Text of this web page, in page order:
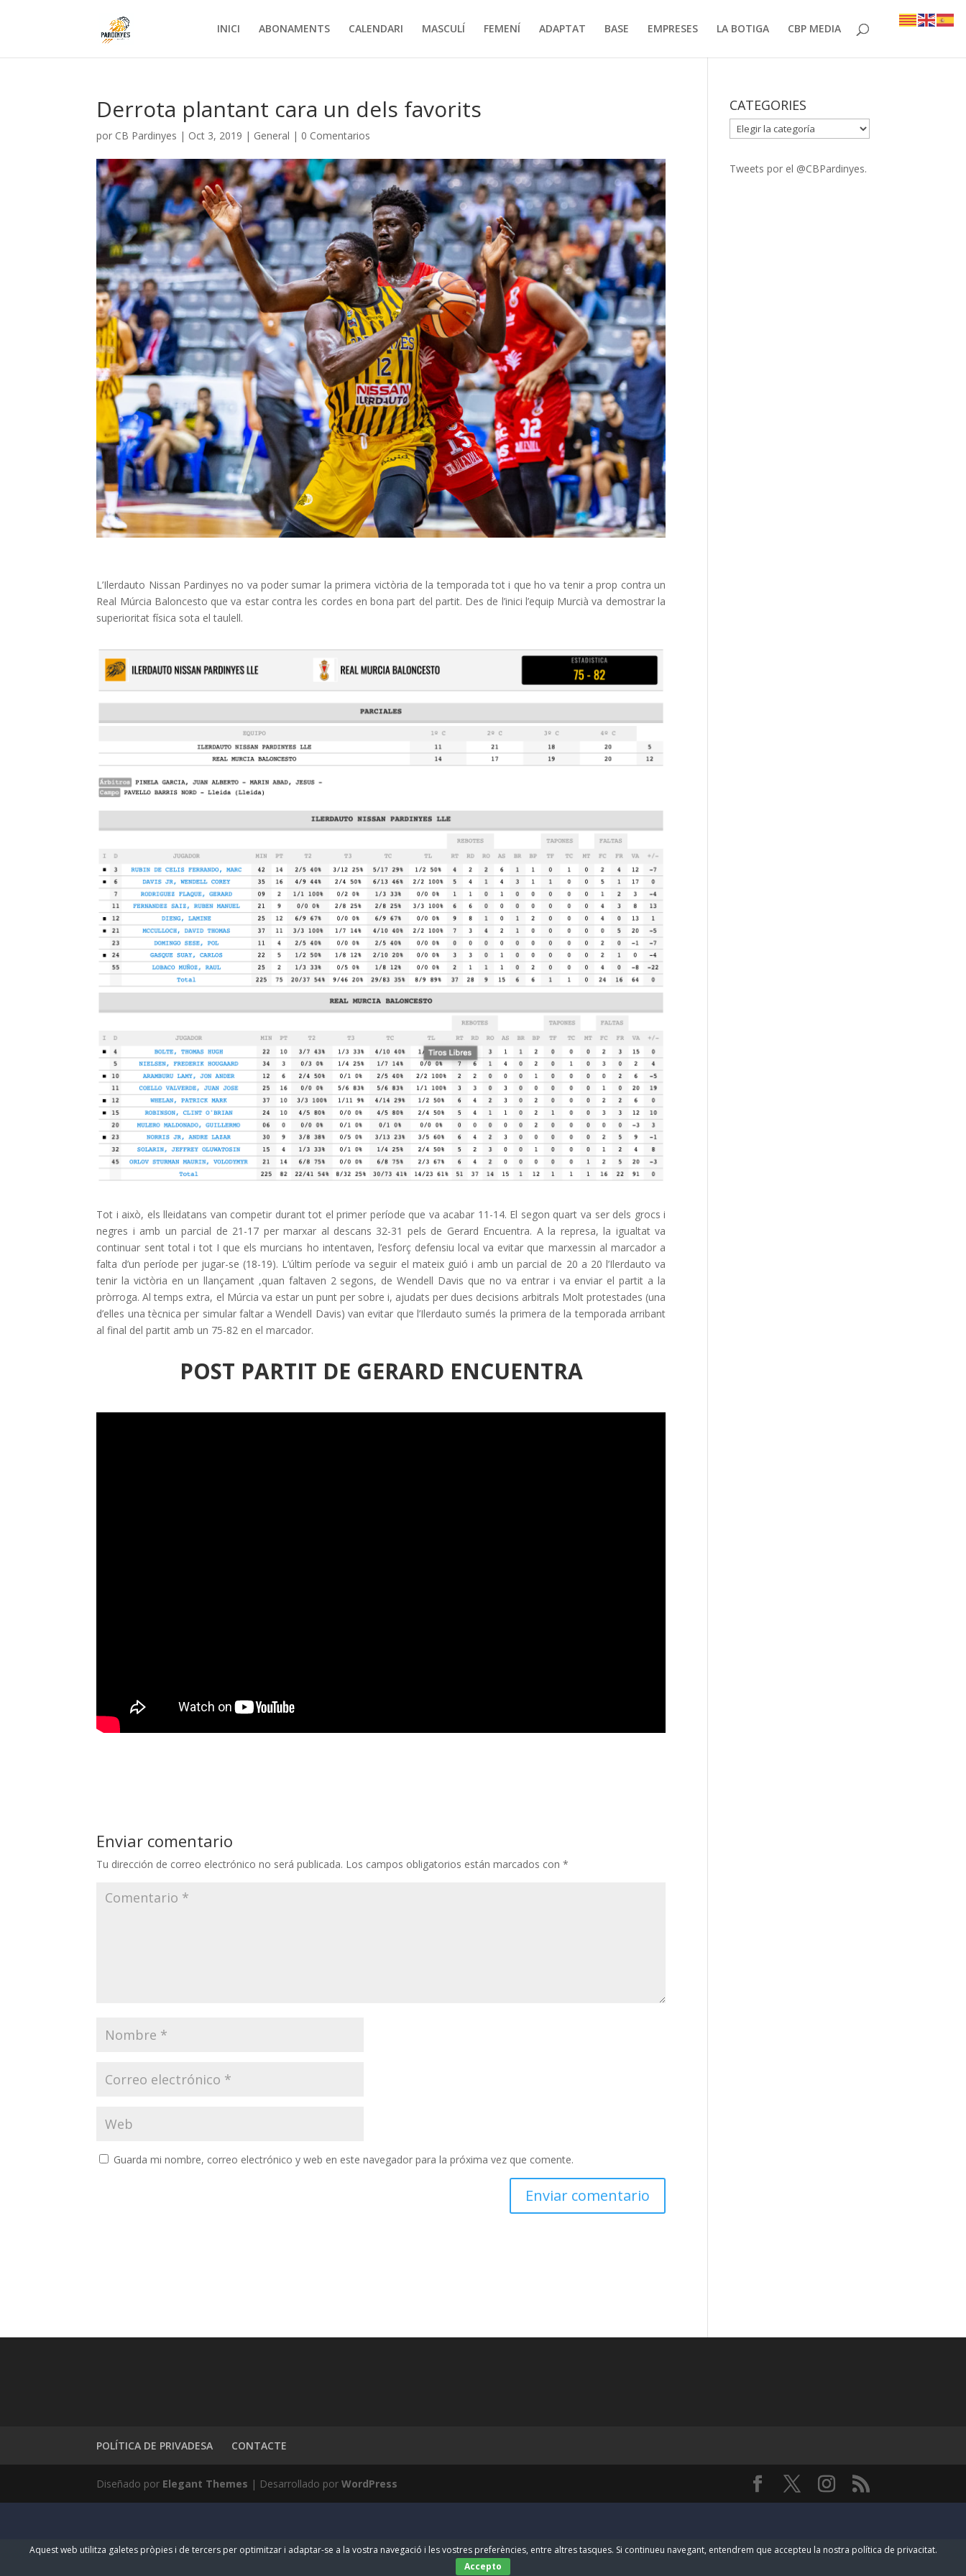
INICI ABONAMENTS CALENDARI MASCULÍ FEMENÍ ADAPTAT BASE EMPRESES LA BOTIGA CBP MEDIA
Derrota plantant cara un dels favorits
por CB Pardinyes | Oct 3, 2019 | General | 0 Comentarios
L’Ilerdauto Nissan Pardinyes no va poder sumar la primera victòria de la temporada tot i que ho va tenir a prop contra un
Real Múrcia Baloncesto que va estar contra les cordes en bona part del partit. Des de l’inici l’equip Murcià va demostrar la
superioritat física sota el taulell.
Tot i això, els lleidatans van competir durant tot el primer període que va acabar 11-14. El segon quart va ser dels grocs i
negres i amb un parcial de 21-17 per marxar al descans 32-31 pels de Gerard Encuentra. A la represa, la igualtat va
continuar sent total i tot I que els murcians ho intentaven, l’esforç defensiu local va evitar que marxessin al marcador a
falta d’un període per jugar-se (18-19). L’últim període va seguir el mateix guió i amb un parcial de 20 a 20 l’Ilerdauto va
tenir la victòria en un llançament ,quan faltaven 2 segons, de Wendell Davis que no va entrar i va enviar el partit a la
pròrroga. Al temps extra, el Múrcia va estar un punt per sobre i, ajudats per dues decisions arbitrals Molt protestades (una
d’elles una tècnica per simular faltar a Wendell Davis) van evitar que l’Ilerdauto sumés la primera de la temporada arribant
al final del partit amb un 75-82 en el marcador.
POST PARTIT DE GERARD ENCUENTRA
Enviar comentario
Tu dirección de correo electrónico no será publicada. Los campos obligatorios están marcados con*
Guarda mi nombre, correo electrónico y web en este navegador para la próxima vez que comente.
CATEGORIES
CATEGORIES
Tweets por el @CBPardinyes.
POLÍTICA DE PRIVADESA CONTACTE
Diseñado por Elegant Themes | Desarrollado porWordPress
Aquest web utilitza galetes pròpies i de tercers per optimitzar i adaptar-se a la vostra navegació i les vostres preferències, entre altres tasques. Si continueu navegant, entendrem que accepteu la nostra política de privacitat.
Accepto